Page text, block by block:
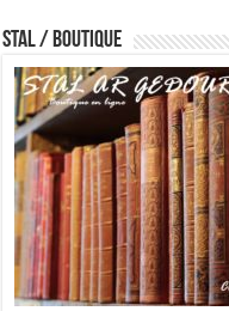
STAL / BOUTIQUE